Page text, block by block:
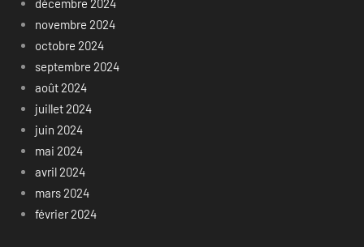
décembre 2024
novembre 2024
octobre 2024
septembre 2024
août 2024
juillet 2024
juin 2024
mai 2024
avril 2024
mars 2024
février 2024